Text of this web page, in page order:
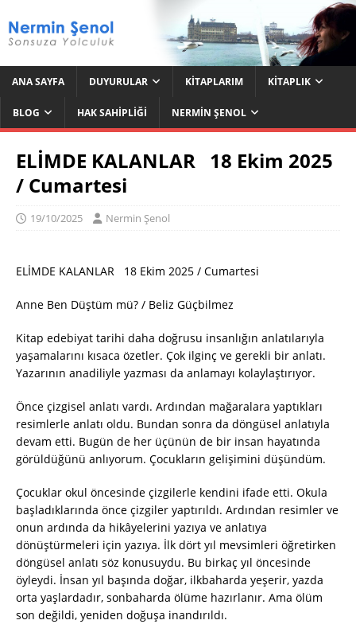
ANA SAYFA DUYURULAR KITAPLARIM KITAPLIK
BLOG HAK SAHIPLIĞI NERMIN ŞENOL
ELİMDE KALANLAR 18 Ekim 2025
/ Cumartesi
19/10/2025 Nermin Şenol
ELİMDE KALANLAR 18 Ekim 2025 / Cumartesi
Anne Ben Düştüm mü? / Beliz Güçbilmez
Kitap edebiyat tarihi daha doğrusu insanlığın anlatılarıyla
yaşamalarını kısaca özetler. Çok ilginç ve gerekli bir anlatı.
Yazarının anadiliyle yazması da anlamayı kolaylaştırıyor.
Önce çizgisel anlatı vardı. Ardından mağaralara yaptıkları
resimlerle anlatı oldu. Bundan sonra da döngüsel anlatıyla
devam etti. Bugün de her üçünün de bir insan hayatında
görüldüğünü anlıyorum. Çocukların gelişimini düşündüm.
Çocuklar okul öncesinde çizgilerle kendini ifade etti. Okula
başladıklarında önce çizgiler yaptırıldı. Ardından resimler ve
onun ardında da hikâyelerini yazıya ve anlatıya
dönüştürmeleri için yazıya. İlk dört yıl mevsimleri öğretirken
döngüsel anlatı söz konusuydu. Bu birkaç yıl öncesinde
öyleydi. İnsan yıl başında doğar, ilkbaharda yeşerir, yazda
orta yaşlardadır, sonbaharda ölüme hazırlanır. Ama ölüm
son değildi, yeniden doğuşa inandırıldı.